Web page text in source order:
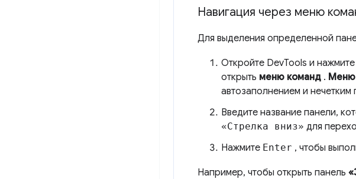
Навигация через меню
Для выделения определенной
Откройте DevTools и нажмите
открыть меню команд . Меню
автозаполнением и нечетким
Введите название панели,
«Стрелка вниз» для
Нажмите Enter , чтобы
Например, чтобы открыть панель